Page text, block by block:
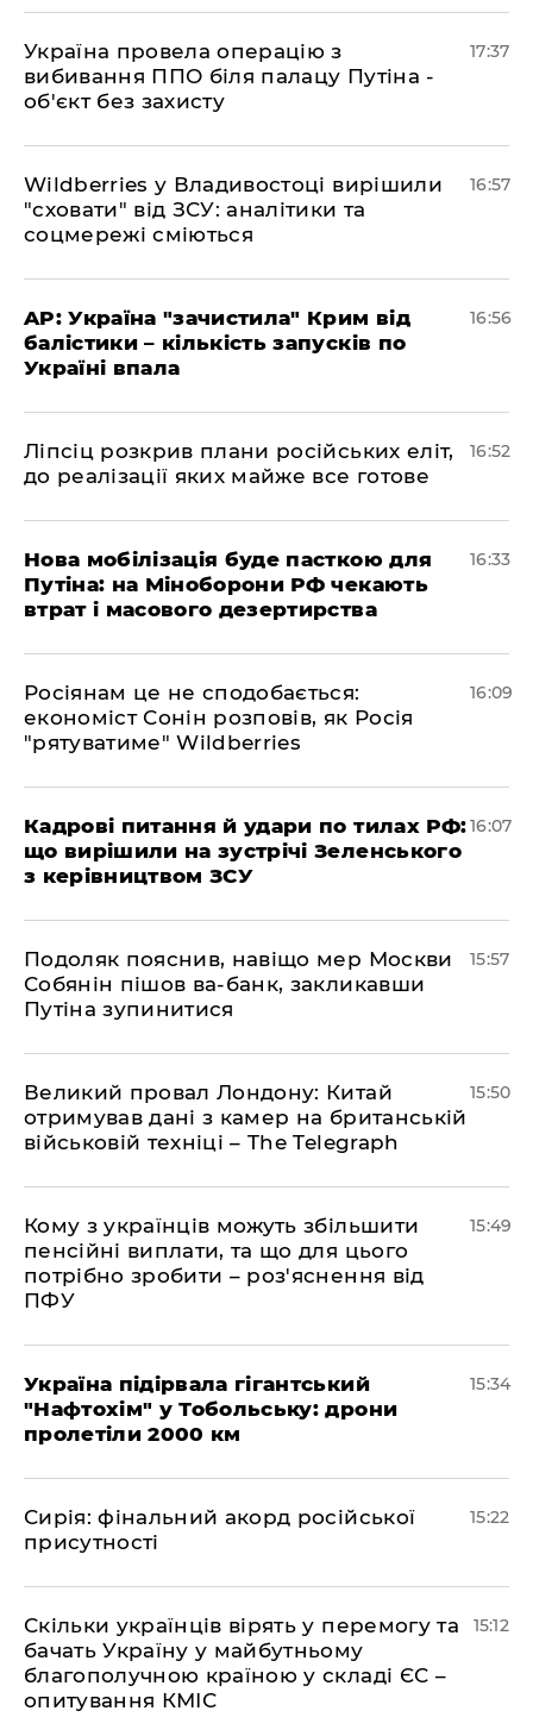
​Україна провела операцію з
вибивання ППО біля палацу Путіна -
об'єкт без захисту
17:37
​Wildberries у Владивостоці вирішили
"сховати" від ЗСУ: аналітики та
соцмережі сміються
16:57
​AP: Україна "зачистила" Крим від
балістики – кількість запусків по
Україні впала
16:56
​Ліпсіц розкрив плани російських еліт,
до реалізації яких майже все готове
16:52
Нова мобілізація буде пасткою для
Путіна: на Міноборони РФ чекають
втрат і масового дезертирства
16:33
Росіянам це не сподобається:
економіст Сонін розповів, як Росія
"рятуватиме" Wildberries
16:09
Кадрові питання й удари по тилах РФ:
що вирішили на зустрічі Зеленського
з керівництвом ЗСУ
16:07
Подоляк пояснив, навіщо мер Москви
Собянін пішов ва-банк, закликавши
Путіна зупинитися
15:57
Великий провал Лондону: Китай
отримував дані з камер на британській
військовій техніці – The Telegraph
15:50
Кому з українців можуть збільшити
пенсійні виплати, та що для цього
потрібно зробити – роз'яснення від
ПФУ
15:49
Україна підірвала гігантський
"Нафтохім" у Тобольську: дрони
пролетіли 2000 км
15:34
​Сирія: фінальний акорд російської
присутності
15:22
Скільки українців вірять у перемогу та
бачать Україну у майбутньому
благополучною країною у складі ЄС –
опитування КМІС
15:12